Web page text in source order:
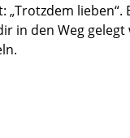
lieben“.
in den Weg